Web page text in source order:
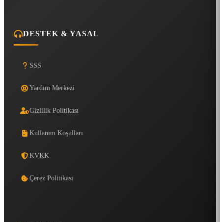
DESTEK & YASAL
SSS
Yardım Merkezi
Gizlilik Politikası
Kullanım Koşulları
KVKK
Çerez Politikası